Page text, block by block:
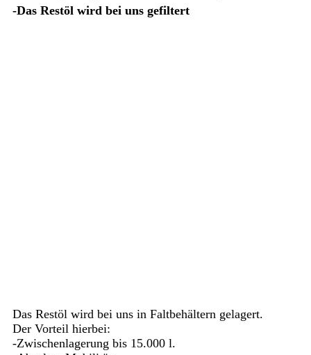
-Das Restöl wird bei uns gefiltert
Das Restöl wird bei uns in Faltbehältern gelagert.
Der Vorteil hierbei:
-Zwischenlagerung bis 15.000 l.